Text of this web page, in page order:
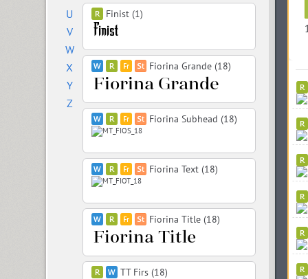
U
V
W
X
Y
Z
Finist (1)
Fiorina Grande (18)
Fiorina Subhead (18)
Fiorina Text (18)
Fiorina Title (18)
TT Firs (18)